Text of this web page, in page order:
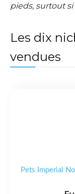
pieds, surtout
Les dix
vendues
Pets Imperial